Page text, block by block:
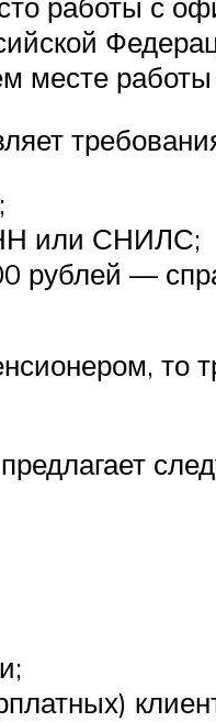
месте
или СНИЛС;
рублей —
то